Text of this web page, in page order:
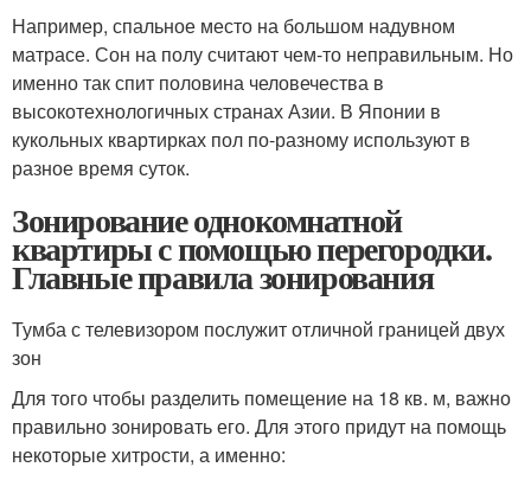
Например, спальное место на большом надувном
матрасе. Сон на полу считают чем-то неправильным. Но
именно так спит половина человечества в
высокотехнологичных странах Азии. В Японии в
кукольных квартирках пол по-разному используют в
разное время суток.
Зонирование однокомнатной
квартиры с помощью перегородки.
Главные правила зонирования
Тумба с телевизором послужит отличной границей двух
зон
Для того чтобы разделить помещение на 18 кв. м, важно
правильно зонировать его. Для этого придут на помощь
некоторые хитрости, а именно: